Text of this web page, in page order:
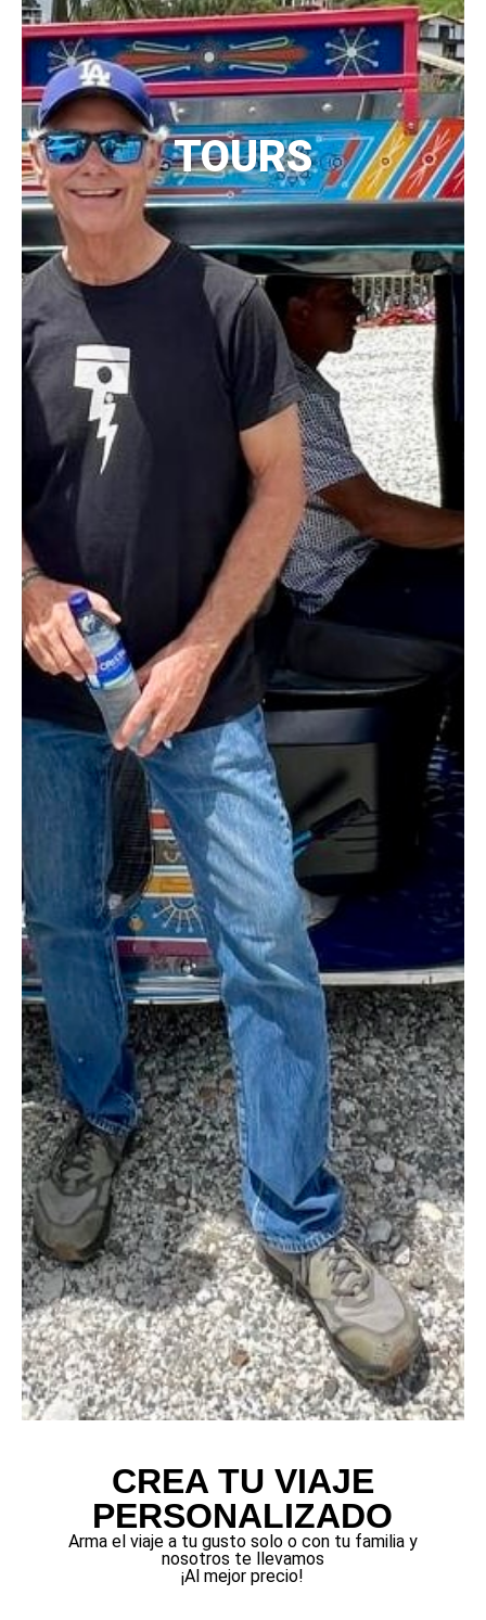
TOURS
CREA TU VIAJE
PERSONALIZADO
Arma el viaje a tu gusto solo o con tu familia y
nosotros te llevamos
¡Al mejor precio!